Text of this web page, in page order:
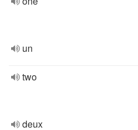
un
two
deux